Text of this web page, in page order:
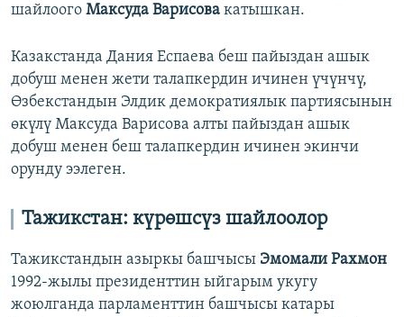
шайлоого Максуда Варисова катышкан.
Казакстанда Дания Еспаева беш пайыздан ашык
добуш менен жети талапкердин ичинен үчүнчү,
Өзбекстандын Элдик демократиялык партиясынын
өкүлү Максуда Варисова алты пайыздан ашык
добуш менен беш талапкердин ичинен экинчи
орунду ээлеген.
Тажикстан: күрөшсүз шайлоолор
Тажикстандын азыркы башчысы Эмомали Рахмон
1992-жылы президенттин ыйгарым укугу
жоюлганда парламенттин башчысы катары